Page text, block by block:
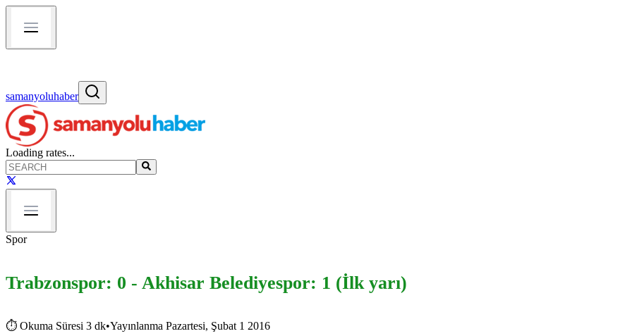
samanyoluhaber
Loading rates...
Spor
Trabzonspor: 0 - Akhisar Belediyespor: 1 (İlk yarı)
⏱ Okuma Süresi 3 dk•Yayınlanma Pazartesi, Şubat 1 2016